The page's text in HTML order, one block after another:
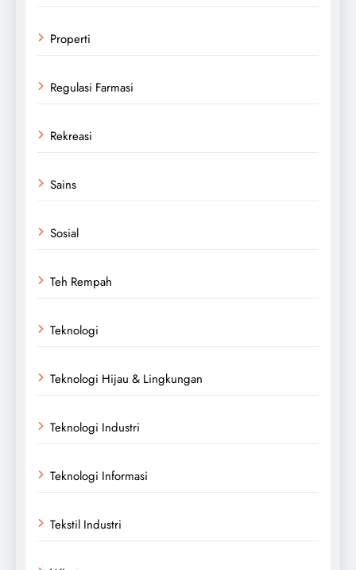
Properti
Regulasi Farmasi
Rekreasi
Sains
Sosial
Teh Rempah
Teknologi
Teknologi Hijau & Lingkungan
Teknologi Industri
Teknologi Informasi
Tekstil Industri